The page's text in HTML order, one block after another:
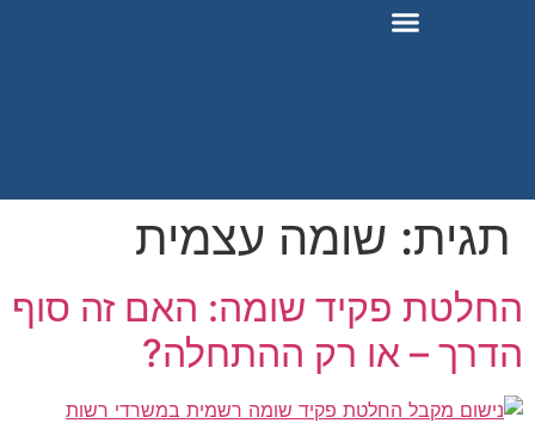
שומה עצמית
פקיד שומה: האם זה סוף
– או רק ההתחלה?